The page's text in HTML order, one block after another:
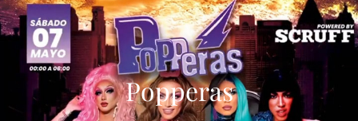
Popperas